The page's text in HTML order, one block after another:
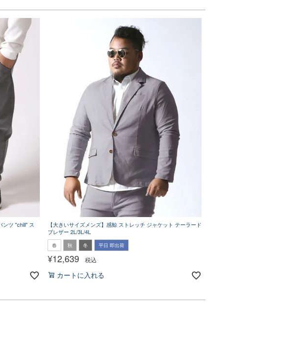
ンツ "chill" ス
【大きいサイズメンズ】感鯨 ストレッチ ジャケット テーラード
ブレザー 2L/3L/4L
春 秋 冬 平日 即出荷
¥12,639 税込
カートに入れる